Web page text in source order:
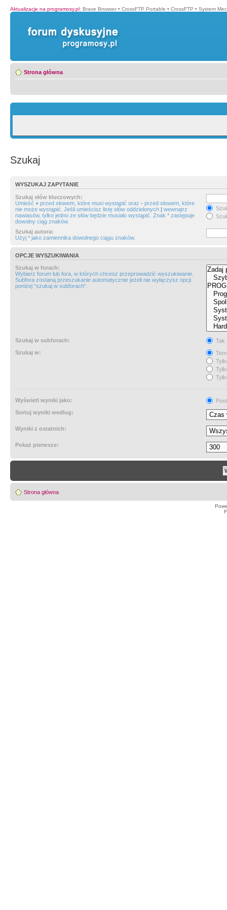
Aktualizacje na programosy.pl: Brave Browser • CrossFTP Portable • CrossFTP • System
Strona główna
Szukaj
WYSZUKAJ ZAPYTANIE
Szukaj słów kluczowych:
Umieść + przed słowem, które musi wystąpić oraz - przed słowem, które
nie może wystąpić. Jeśli umieścisz listę słów oddzielonych | wewnątrz
nawiasów, tylko jedno ze słów będzie musiało wystąpić. Znak * zastępuje
dowolny ciąg znaków.
Szukaj autora:
Użyj * jako zamiennika dowolnego ciągu znaków.
OPCJE WYSZUKIWANIA
Szukaj w forach:
Wybierz forum lub fora, w których chcesz przeprowadzić wyszukiwanie.
Subfora zostaną przeszukanie automatycznie jeżeli nie wyłączysz opcji
poniżej “szukaj w subforach“.
Szukaj w subforach:
Tak
Szukaj w:
Wyświetl wyniki jako:
Sortuj wyniki według:
Wyniki z ostatnich:
Pokaż pierwsze:
Strona główna